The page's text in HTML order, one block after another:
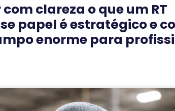
clareza o que um RT
papel é estratégico e
enorme para